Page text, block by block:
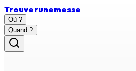
Trouverunemesse
Où ?
Quand ?